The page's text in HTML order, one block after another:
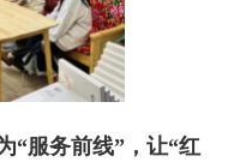
“服务前线”，让“红